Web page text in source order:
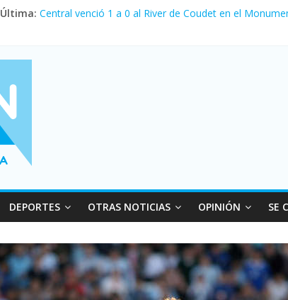
Última: Central venció 1 a 0 al River de Coudet en el
Vacaciones de invierno con más movimiento y
Fuerte caída de la venta de autos usados en julio:
DEPORTES OTRAS NOTICIAS OPINIÓN SE